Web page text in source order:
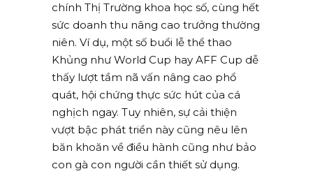
chính Thị Trường khoa học số, cùng hết
sức doanh thu nâng cao trưởng thường
niên. Ví dụ, một số buổi lễ thể thao
Khủng như World Cup hay AFF Cup dễ
thấy lượt tầm nã vấn nâng cao phổ
quát, hội chứng thực sức hút của cá
nghịch ngay. Tuy nhiên, sự cải thiện
vượt bậc phát triển này cũng nêu lên
băn khoăn về điều hành cũng như bảo
con gà con người cần thiết sử dụng.